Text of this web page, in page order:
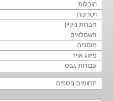
הובלות
ויטרינות
חברות ניקיון
חשמלאים
מוסכים
מיזוג אויר
עבודות גבס
תחומים נוספים